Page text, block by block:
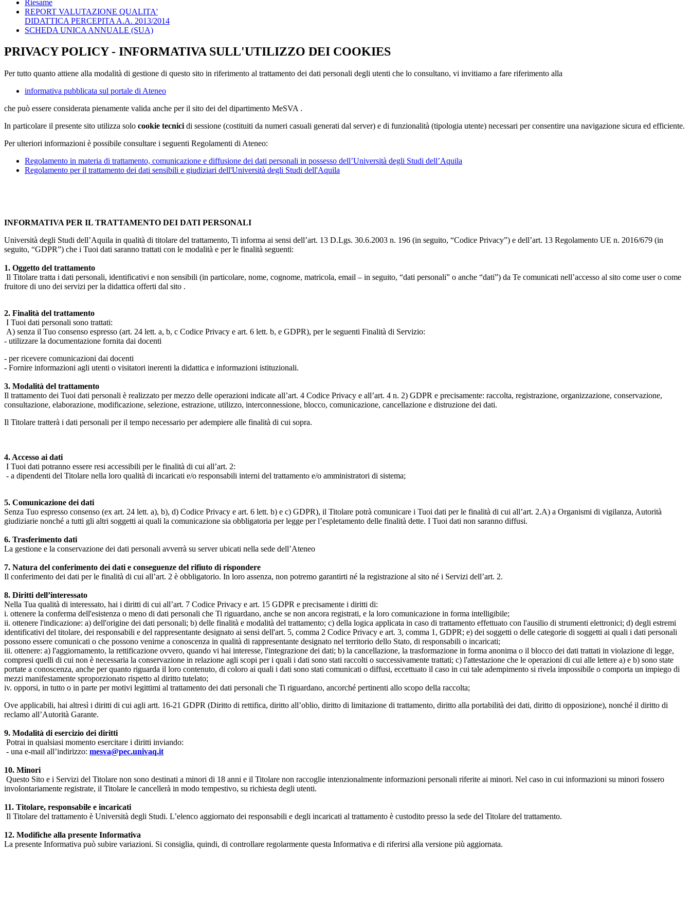
Riesame
REPORT VALUTAZIONE QUALITA'
DIDATTICA PERCEPITA A.A. 2013/2014
SCHEDA UNICA ANNUALE (SUA)
PRIVACY POLICY - INFORMATIVA SULL'UTILIZZO DEI COOKIES
Per tutto quanto attiene alla modalità di gestione di questo sito in riferimento al trattamento dei dati personali degli utenti che lo consultano, vi invitiamo a fare riferimento alla
informativa pubblicata sul portale di Ateneo
che può essere considerata pienamente valida anche per il sito dei del dipartimento MeSVA .
In particolare il presente sito utilizza solo cookie tecnici di sessione (costituiti da numeri casuali generati dal server) e di funzionalità (tipologia utente) necessari per consentire una navigazione sicura ed efficiente.
Per ulteriori informazioni è possibile consultare i seguenti Regolamenti di Ateneo:
Regolamento in materia di trattamento, comunicazione e diffusione dei dati personali in possesso dell’Università degli Studi dell’Aquila
Regolamento per il trattamento dei dati sensibili e giudiziari dell'Università degli Studi dell'Aquila
INFORMATIVA PER IL TRATTAMENTO DEI DATI PERSONALI
Università degli Studi dell’Aquila in qualità di titolare del trattamento, Ti informa ai sensi dell’art. 13 D.Lgs. 30.6.2003 n. 196 (in seguito, “Codice Privacy”) e dell’art. 13 Regolamento UE n. 2016/679 (in
seguito, “GDPR”) che i Tuoi dati saranno trattati con le modalità e per le finalità seguenti:
1. Oggetto del trattamento
Il Titolare tratta i dati personali, identificativi e non sensibili (in particolare, nome, cognome, matricola, email – in seguito, “dati personali” o anche “dati”) da Te comunicati nell’accesso al sito come user o come
fruitore di uno dei servizi per la didattica offerti dal sito .
2. Finalità del trattamento
I Tuoi dati personali sono trattati:
A) senza il Tuo consenso espresso (art. 24 lett. a, b, c Codice Privacy e art. 6 lett. b, e GDPR), per le seguenti Finalità di Servizio:
- utilizzare la documentazione fornita dai docenti
- per ricevere comunicazioni dai docenti
- Fornire informazioni agli utenti o visitatori inerenti la didattica e informazioni istituzionali.
3. Modalità del trattamento
Il trattamento dei Tuoi dati personali è realizzato per mezzo delle operazioni indicate all’art. 4 Codice Privacy e all’art. 4 n. 2) GDPR e precisamente: raccolta, registrazione, organizzazione, conservazione,
consultazione, elaborazione, modificazione, selezione, estrazione, utilizzo, interconnessione, blocco, comunicazione, cancellazione e distruzione dei dati.
Il Titolare tratterà i dati personali per il tempo necessario per adempiere alle finalità di cui sopra.
4. Accesso ai dati
I Tuoi dati potranno essere resi accessibili per le finalità di cui all’art. 2:
- a dipendenti del Titolare nella loro qualità di incaricati e/o responsabili interni del trattamento e/o amministratori di sistema;
5. Comunicazione dei dati
Senza Tuo espresso consenso (ex art. 24 lett. a), b), d) Codice Privacy e art. 6 lett. b) e c) GDPR), il Titolare potrà comunicare i Tuoi dati per le finalità di cui all’art. 2.A) a Organismi di vigilanza, Autorità
giudiziarie nonché a tutti gli altri soggetti ai quali la comunicazione sia obbligatoria per legge per l’espletamento delle finalità dette. I Tuoi dati non saranno diffusi.
6. Trasferimento dati
La gestione e la conservazione dei dati personali avverrà su server ubicati nella sede dell’Ateneo
7. Natura del conferimento dei dati e conseguenze del rifiuto di rispondere
Il conferimento dei dati per le finalità di cui all’art. 2 è obbligatorio. In loro assenza, non potremo garantirti né la registrazione al sito né i Servizi dell’art. 2.
8. Diritti dell’interessato
Nella Tua qualità di interessato, hai i diritti di cui all’art. 7 Codice Privacy e art. 15 GDPR e precisamente i diritti di:
i. ottenere la conferma dell'esistenza o meno di dati personali che Ti riguardano, anche se non ancora registrati, e la loro comunicazione in forma intelligibile;
ii. ottenere l'indicazione: a) dell'origine dei dati personali; b) delle finalità e modalità del trattamento; c) della logica applicata in caso di trattamento effettuato con l'ausilio di strumenti elettronici; d) degli estremi
identificativi del titolare, dei responsabili e del rappresentante designato ai sensi dell'art. 5, comma 2 Codice Privacy e art. 3, comma 1, GDPR; e) dei soggetti o delle categorie di soggetti ai quali i dati personali
possono essere comunicati o che possono venirne a conoscenza in qualità di rappresentante designato nel territorio dello Stato, di responsabili o incaricati;
iii. ottenere: a) l'aggiornamento, la rettificazione ovvero, quando vi hai interesse, l'integrazione dei dati; b) la cancellazione, la trasformazione in forma anonima o il blocco dei dati trattati in violazione di legge,
compresi quelli di cui non è necessaria la conservazione in relazione agli scopi per i quali i dati sono stati raccolti o successivamente trattati; c) l'attestazione che le operazioni di cui alle lettere a) e b) sono state
portate a conoscenza, anche per quanto riguarda il loro contenuto, di coloro ai quali i dati sono stati comunicati o diffusi, eccettuato il caso in cui tale adempimento si rivela impossibile o comporta un impiego di
mezzi manifestamente sproporzionato rispetto al diritto tutelato;
iv. opporsi, in tutto o in parte per motivi legittimi al trattamento dei dati personali che Ti riguardano, ancorché pertinenti allo scopo della raccolta;
Ove applicabili, hai altresì i diritti di cui agli artt. 16-21 GDPR (Diritto di rettifica, diritto all’oblio, diritto di limitazione di trattamento, diritto alla portabilità dei dati, diritto di opposizione), nonché il diritto di
reclamo all’Autorità Garante.
9. Modalità di esercizio dei diritti
Potrai in qualsiasi momento esercitare i diritti inviando:
- una e-mail all’indirizzo: mesva@pec.univaq.it
10. Minori
Questo Sito e i Servizi del Titolare non sono destinati a minori di 18 anni e il Titolare non raccoglie intenzionalmente informazioni personali riferite ai minori. Nel caso in cui informazioni su minori fossero
involontariamente registrate, il Titolare le cancellerà in modo tempestivo, su richiesta degli utenti.
11. Titolare, responsabile e incaricati
Il Titolare del trattamento è Università degli Studi. L’elenco aggiornato dei responsabili e degli incaricati al trattamento è custodito presso la sede del Titolare del trattamento.
12. Modifiche alla presente Informativa
La presente Informativa può subire variazioni. Si consiglia, quindi, di controllare regolarmente questa Informativa e di riferirsi alla versione più aggiornata.